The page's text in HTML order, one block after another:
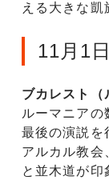
える大きな
11月1
ブカレスト（
ルーマニア
最後の演説を
アルカル教会
と並木道が